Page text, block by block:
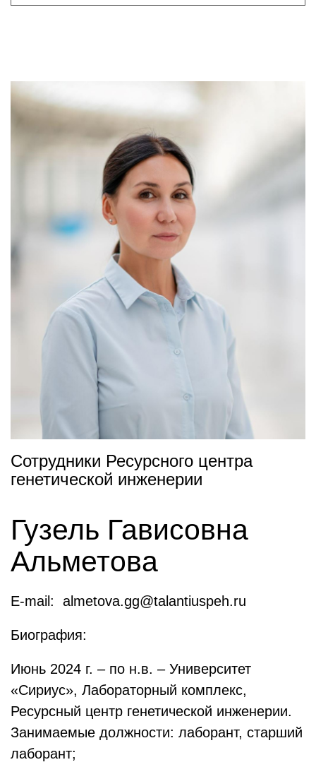
Сотрудники Ресурсного центра
генетической инженерии
Гузель Гависовна
Альметова
E-mail: almetova.gg@talantiuspeh.ru
Биография:
Июнь 2024 г. – по н.в. – Университет
«Сириус», Лабораторный комплекс,
Ресурсный центр генетической инженерии.
Занимаемые должности: лаборант, старший
лаборант;